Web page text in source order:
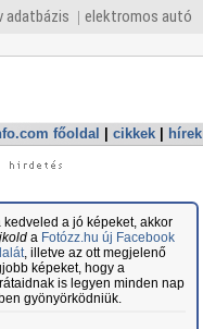
adatbázis elektromos autó
főoldal cikkek hírek
kedveled a jó képeket, akkor
a Fotózz.hu új Facebook
, illetve az ott megjelenő
képeket, hogy a
is legyen minden nap
gyönyörködniük.